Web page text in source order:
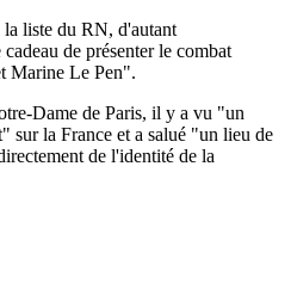
liste du RN, d'autant
de présenter le combat
Marine Le Pen".
Dame de Paris, il y a vu "un
sur la France et a salué "un lieu de
de l'identité de la